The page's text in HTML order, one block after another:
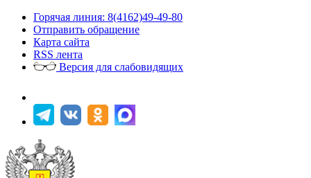
Горячая линия: 8(4162)49-49-80
Отправить обращение
Карта сайта
RSS лента
Версия для слабовидящих